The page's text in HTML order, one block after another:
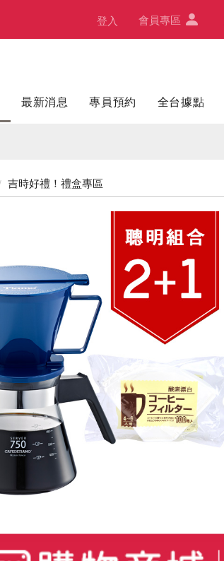
登入 會員專區
最新消息 專員預約 全台據點
吉時好禮！禮盒專區